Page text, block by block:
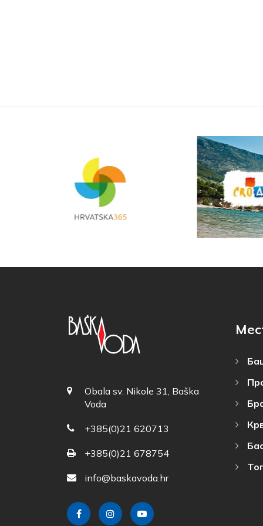
Obala sv. Nikole 31, Baška
Voda
+385(0)21 620713
+385(0)21 678754
info@baskavoda.hr